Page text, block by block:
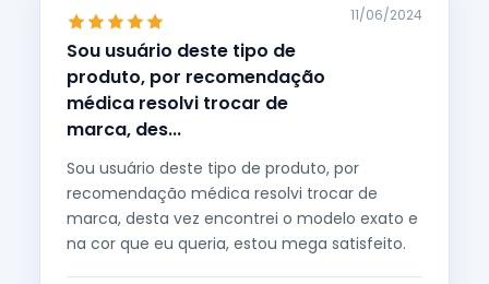
Sou usuário deste tipo de
produto, por recomendação
médica resolvi trocar de
marca, des...
11/06/2024
Sou usuário deste tipo de produto, por
recomendação médica resolvi trocar de
marca, desta vez encontrei o modelo exato e
na cor que eu queria, estou mega satisfeito.